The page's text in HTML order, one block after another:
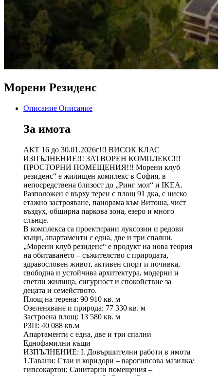
Морени Резиденс
Описание Описание
За имота
АКТ 16 до 30.01.2026г!!! ВИСОК КЛАС
ИЗПЪЛНЕНИЕ!!! ЗАТВОРЕН КОМПЛЕКС!!!
ПРОСТОРНИ ПОМЕЩЕНИЯ!!! Морени клуб
резиденс“ е жилищен комплекс в София, в
непосредствена близост до „Ринг мол“ и IKEA.
Разположен е върху терен с площ 91 дка, с ниско
етажно застрояване, панорама към Витоша, чист
въздух, обширна паркова зона, езеро и много
слънце.
В комплекса са проектирани луксозни и редови
къщи, апартаменти с една, две и три спални.
„Морени клуб резиденс“ е продукт на нова теория
на обитаването – съжителство с природата,
здравословен живот, активен спорт и почивка,
свободна и устойчива архитектура, модерни и
светли жилища, сигурност и спокойствие за
децата и семейството.
Площ на терена: 90 910 кв. м
Озеленяване и природа: 77 330 кв. м
Застроена площ: 13 580 кв. м
РЗП: 40 088 кв.м
Апартаменти с една, две и три спални
Еднофамилни къщи
ИЗПЪЛНЕНИЕ: I. Довършителни работи в имота
1.Тавани: Стаи и коридори – варогипсова мазилка/
гипсокартон; Санитарни помещения –